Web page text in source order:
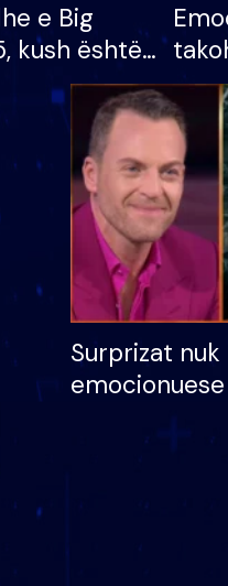
e Big
kush është
që lë shtëpinë
për
e madh
apo
Surprizat